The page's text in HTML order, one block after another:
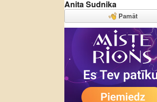
Anita Sudnika
Pamāt